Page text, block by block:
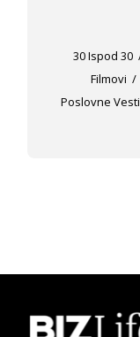
30 Ispod 30
Filmovi
Poslovne Vesti